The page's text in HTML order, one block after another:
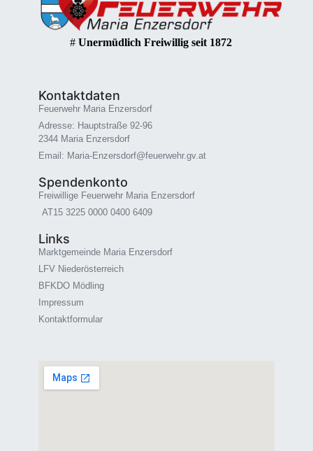
# Unermüdlich Freiwillig seit 1872
Kontaktdaten
Feuerwehr Maria Enzersdorf
Adresse: Hauptstraße 92-96
2344 Maria Enzersdorf
Email: Maria-Enzersdorf@feuerwehr.gv.at
Spendenkonto
Freiwillige Feuerwehr Maria Enzersdorf
AT15 3225 0000 0400 6409
Links
Marktgemeinde Maria Enzersdorf
LFV Niederösterreich
BFKDO Mödling
Impressum
Kontaktformular